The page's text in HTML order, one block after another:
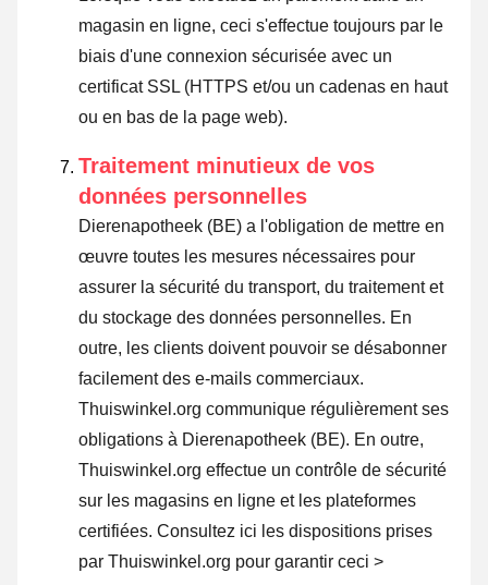
magasin en ligne, ceci s'effectue toujours par le
biais d'une connexion sécurisée avec un
certificat SSL (HTTPS et/ou un cadenas en haut
ou en bas de la page web).
Traitement minutieux de vos
données personnelles
Dierenapotheek (BE) a l'obligation de mettre en
œuvre toutes les mesures nécessaires pour
assurer la sécurité du transport, du traitement et
du stockage des données personnelles. En
outre, les clients doivent pouvoir se désabonner
facilement des e-mails commerciaux.
Thuiswinkel.org communique régulièrement ses
obligations à Dierenapotheek (BE). En outre,
Thuiswinkel.org effectue un contrôle de sécurité
sur les magasins en ligne et les plateformes
certifiées. Consultez ici les dispositions prises
par Thuiswinkel.org pour garantir ceci >